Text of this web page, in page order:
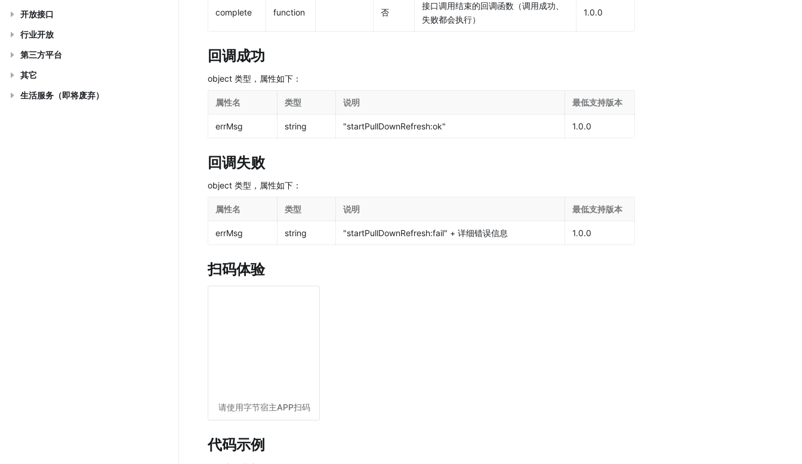
开放接口
行业开放
第三方平台
其它
生活服务（即将废弃）
complete function 否
接口调用结束的回调函数（调用成功、
失败都会执行）
1.0.0
回调成功
object 类型，属性如下：
属性名 类型 说明 最低支持版本
errMsg string "startPullDownRefresh:ok" 1.0.0
回调失败
object 类型，属性如下：
属性名 类型 说明 最低支持版本
errMsg string "startPullDownRefresh:fail" + 详细错误信息 1.0.0
扫码体验
请使用字节宿主APP扫码
代码示例